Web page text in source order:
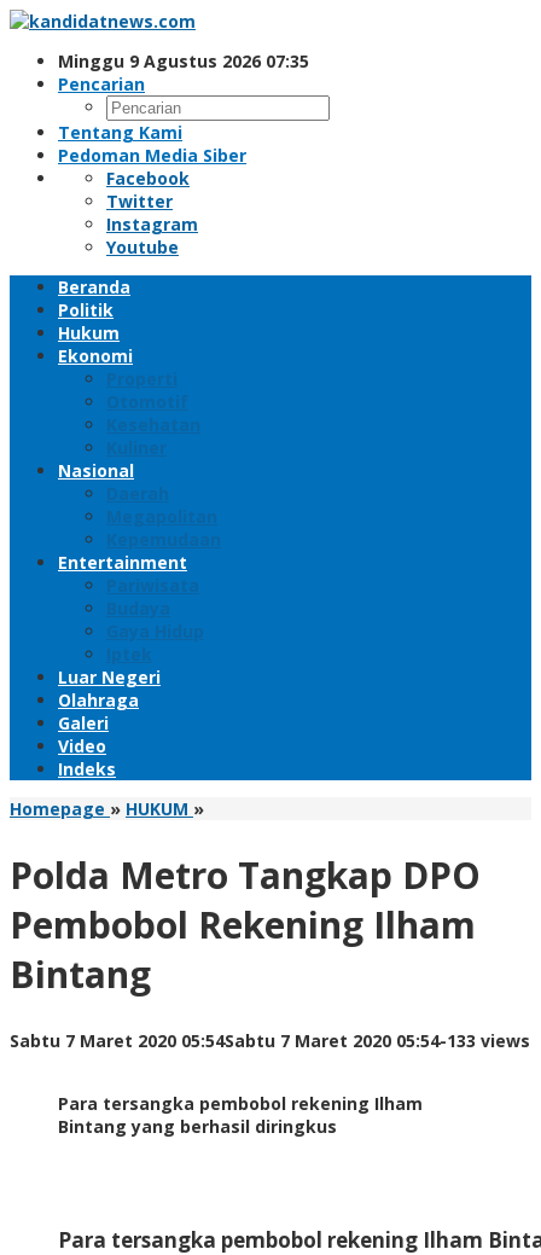
Lewati
kontenMinggu 9 Agustus 2026 07:35
Pencarian
Tentang Kami
Pedoman Media Siber
Facebook
Twitter
Instagram
Youtube
Beranda
Politik
Hukum
Ekonomi
Properti
Otomotif
Kesehatan
Kuliner
Nasional
Daerah
Megapolitan
Kepemudaan
Entertainment
Pariwisata
Budaya
Gaya Hidup
Iptek
Luar Negeri
Olahraga
Galeri
Video
Indeks
Homepage » HUKUM »Polda
DPO
Rekening
Ilham
Polda Metro Tangkap DPO
Pembobol Rekening Ilham
Bintang
Sabtu 7 Maret 2020 05:54Sabtu 7 Maret 2020 05:54oleh
-133 views
Para tersangka pembobol rekening Ilham
Bintang yang berhasil diringkus
Para tersangka pembobol rekening Ilham